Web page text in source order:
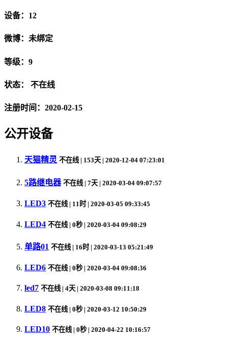
设备：12
微博：未绑定
等级：9
状态： 不在线
注册时间：2020-02-15
公开设备
天猫精灵 不在线 | 153天 | 2020-12-04 07:23:01
5路继电器 不在线 | 7天 | 2020-03-04 09:07:57
LED3 不在线| 11时 | 2020-03-05 09:33:45
LED4 不在线 | 0秒 | 2020-03-04 09:08:29
单路01 不在线 | 16时 | 2020-03-13 05:21:49
LED6 不在线| 0秒 | 2020-03-04 09:08:36
led7 不在线| 4天 | 2020-03-08 09:11:18
LED8 不在线 | 0秒 | 2020-03-12 10:50:29
LED10 不在线 | 0秒 | 2020-04-22 10:16:57